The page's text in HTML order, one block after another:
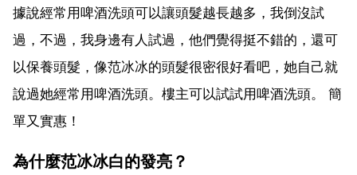
據說經常用啤酒洗頭可以讓頭髮越長越多，我倒沒試
過，不過，我身邊有人試過，他們覺得挺不錯的，還可
以保養頭髮，像范冰冰的頭髮很密很好看吧，她自己就
說過她經常用啤酒洗頭。樓主可以試試用啤酒洗頭。 簡
單又實惠！
為什麼范冰冰白的發亮？